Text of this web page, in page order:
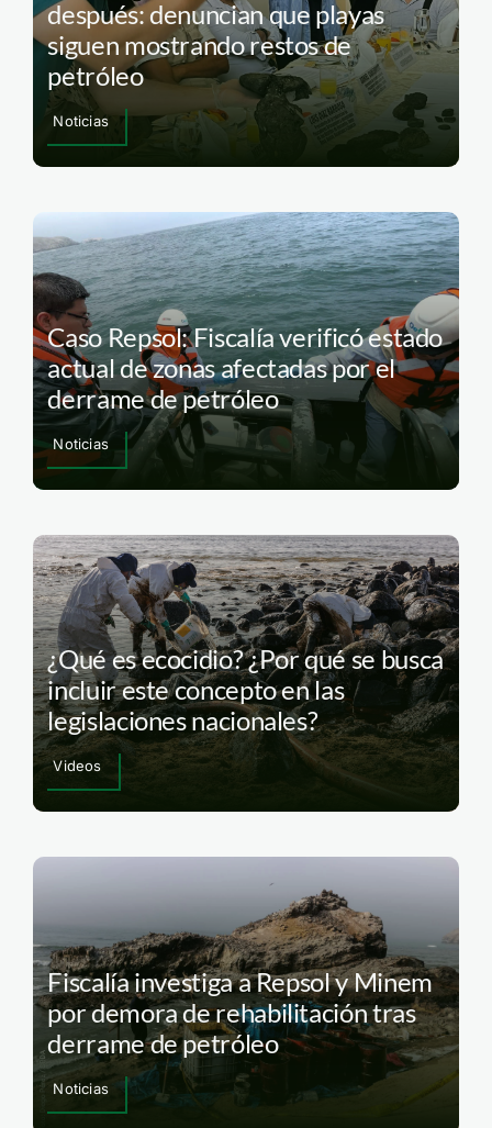
después: denuncian que playas
siguen mostrando restos de
petróleo
Noticias
Caso Repsol: Fiscalía verificó estado
actual de zonas afectadas por el
derrame de petróleo
Noticias
¿Qué es ecocidio? ¿Por qué se busca
incluir este concepto en las
legislaciones nacionales?
Videos
Fiscalía investiga a Repsol y Minem
por demora de rehabilitación tras
derrame de petróleo
Noticias